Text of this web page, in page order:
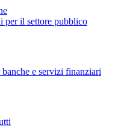
per il settore pubblico
e servizi finanziari